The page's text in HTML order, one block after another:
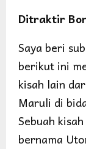
Ditraktir
Saya beri
berikut ini
kisah lain
Maruli di
Sebuah
bernama